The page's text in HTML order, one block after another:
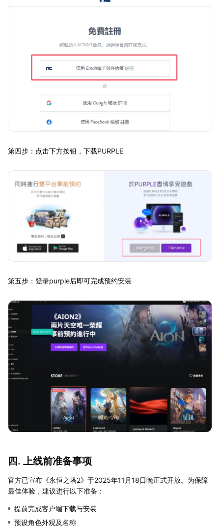
第四步：点击下方按钮，下载PURPLE
第五步：登录purple后即可完成预约安装
四. 上线前准备事项
官方已宣布《永恒之塔2》于2025年11月18日晚正式开放。为保障
最佳体验，建议进行以下准备：
提前完成客户端下载与安装
预设角色外观及名称